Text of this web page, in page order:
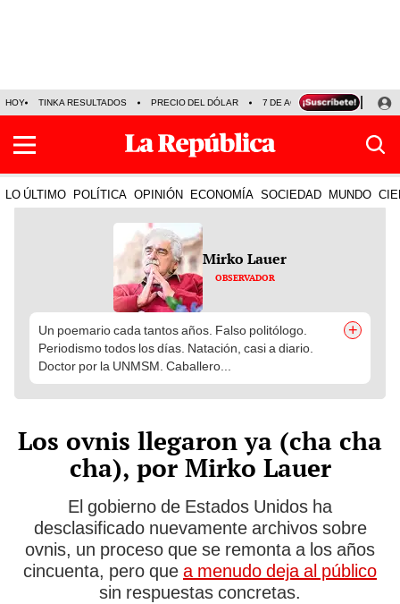
HOY TINKA RESULTADOS PRECIO DEL DÓLAR 7 DE AGOSTO OLLANTA
LO ÚLTIMO POLÍTICA OPINIÓN ECONOMÍA SOCIEDAD MUNDO
Mirko Lauer
OBSERVADOR
Un poemario cada tantos años. Falso politólogo.
Periodismo todos los días. Natación, casi a diario.
Doctor por la UNMSM. Caballero...
+
Los ovnis llegaron ya (cha cha
cha), por Mirko Lauer
El gobierno de Estados Unidos ha
desclasificado nuevamente archivos sobre
ovnis, un proceso que se remonta a los años
cincuenta, pero que a menudo deja al público
sin respuestas concretas.